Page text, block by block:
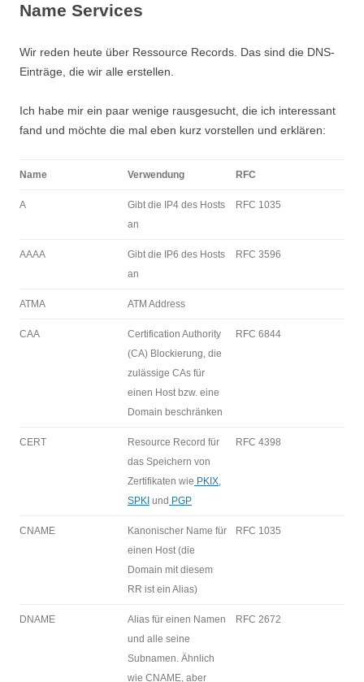
Name Services
Wir reden heute über Ressource Records. Das sind die DNS-
Einträge, die wir alle erstellen.
Ich habe mir ein paar wenige rausgesucht, die ich interessant
fand und möchte die mal eben kurz vorstellen und erklären:
Name Verwendung RFC
A
Gibt die IP4 des Hosts
an
RFC 1035
AAAA
Gibt die IP6 des Hosts
an
RFC 3596
ATMA ATM Address
CAA
Certification Authority
(CA) Blockierung, die
zulässige CAs für
einen Host bzw. eine
Domain beschränken
RFC 6844
CERT
Resource Record für
das Speichern von
Zertifikaten wie PKIX,
SPKI und PGP
RFC 4398
CNAME
Kanonischer Name für
einen Host (die
Domain mit diesem
RR ist ein Alias)
RFC 1035
DNAME
Alias für einen Namen
und alle seine
Subnamen. Ähnlich
wie CNAME, aber
RFC 2672